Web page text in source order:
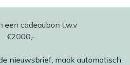
nieuwsbrief, maak automatisch